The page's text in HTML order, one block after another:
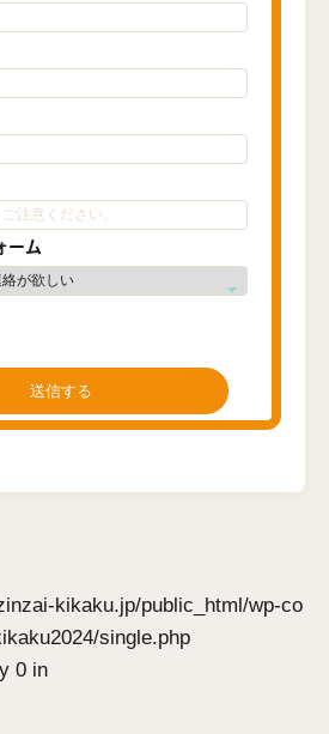
0 in
kikaku.jp/public_html/wp-co
single.php
ーム